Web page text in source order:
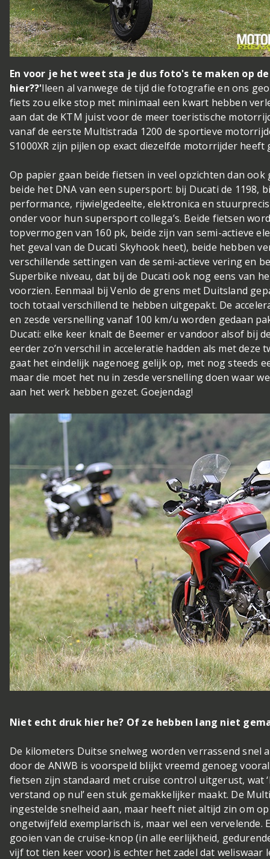
En voor je het weet sta je dus foto's te maken op de
hier??'lleen al vanwege de tijd die fotografie en ons
fiets zou elke stop met minimaal een kwart hebben
aan dat de KTM juist voor de meer toeristische
vanaf de eerste Multistrada 1200 de sportieve
S1000XR zijn pijlen op exact diezelfde motorrijder heeft
Op papier gaan beide fietsen in veel opzichten dan
beide het DNA van een supersport: bij Ducati de 1198,
performance, rijwielgedeelte, elektronica en
onder voor hun supersport collega’s. Beide fietsen
topvermogen van 160 pk, beide zijn van semi-actieve
het geval van de Ducati Skyhook heet), beide hebben
verschillende settingen van de semi-actieve vering en
Superbike niveau, dat bij de Ducati ook nog eens van
voorzien. Eenmaal bij Venlo de grens met Duitsland
toch totaal verschillend te hebben uitgepakt. De
en zesde versnelling vanaf 100 km/u worden gedaan
Ducati: elke keer knalt de Beemer er vandoor alsof bij
eerder zo’n verschil in acceleratie hadden als met deze
gaat het eindelijk nagenoeg gelijk op, met nog steeds
maar die moet het nu in zesde versnelling doen waar
aan het werk hebben gezet. Goejendag!
Niet echt druk hier he? Of ze hebben lang niet
De kilometers Duitse snelweg worden verrassend snel
door de ANWB is voorspeld blijkt vreemd genoeg
fietsen zijn standaard met cruise control uitgerust, wat
verstand op nul’ een stuk gemakkelijker maakt. De
ingestelde snelheid aan, maar heeft niet altijd zin om op
ongetwijfeld exemplarisch is, maar wel een
gooien van de cruise-knop (in alle eerlijkheid,
vijf tot tien keer voor) is echter het zadel dat weliswaar